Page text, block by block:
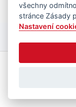
všechny
stránce Zásady
Nastavení